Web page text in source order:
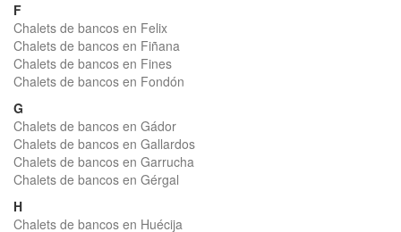
F
Chalets de bancos en Felix
Chalets de bancos en Fiñana
Chalets de bancos en Fines
Chalets de bancos en Fondón
G
Chalets de bancos en Gádor
Chalets de bancos en Gallardos
Chalets de bancos en Garrucha
Chalets de bancos en Gérgal
H
Chalets de bancos en Huécija